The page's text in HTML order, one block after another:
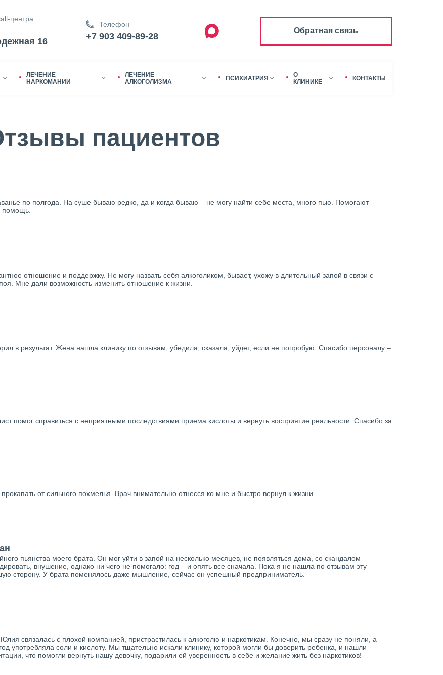
центра
16
Телефон
+7 903 409-89-28
Обратная связь
ЛЕЧЕНИЕ
НАРКОМАНИИ
ЛЕЧЕНИЕ
АЛКОГОЛИЗМА
ПСИХИАТРИЯ
О
КЛИНИКЕ
КОНТАКТЫ
пациентов
по полгода. На суше бываю редко, да и когда бываю – не могу найти себе места, много пью. Помогают
помощь.
отношение и поддержку. Не могу назвать себя алкоголиком, бывает, ухожу в длительный запой в связи с
Мне дали возможность изменить отношение к жизни.
в результат. Жена нашла клинику по отзывам, убедила, сказала, уйдет, если не попробую. Спасибо персоналу –
помог справиться с неприятными последствиями приема кислоты и вернуть восприятие реальности. Спасибо за
от сильного похмелья. Врач внимательно отнесся ко мне и быстро вернул к жизни.
пьянства моего брата. Он мог уйти в запой на несколько месяцев, не появляться дома, со скандалом
внушение, однако ни чего не помогало: год – и опять все сначала. Пока я не нашла по отзывам эту
сторону. У брата поменялось даже мышление, сейчас он успешный предприниматель.
связалась с плохой компанией, пристрастилась к алкоголю и наркотикам. Конечно, мы сразу не поняли, а
употребляла соли и кислоту. Мы тщательно искали клинику, которой могли бы доверить ребенка, и нашли
что помогли вернуть нашу девочку, подарили ей уверенность в себе и желание жить без наркотиков!